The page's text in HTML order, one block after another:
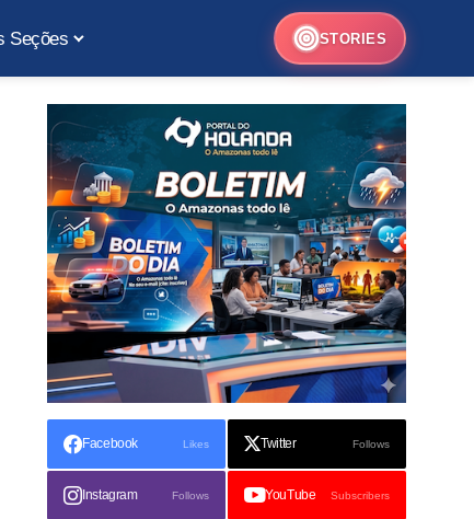
Seções STORIES
Facebook Likes Twitter Follows
Instagram Follows YouTube Subscribers